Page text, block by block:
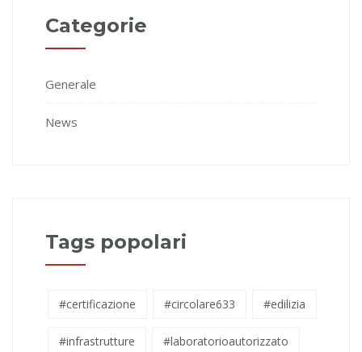
Categorie
Generale
News
Tags popolari
#certificazione #circolare633 #edilizia
#infrastrutture #laboratorioautorizzato